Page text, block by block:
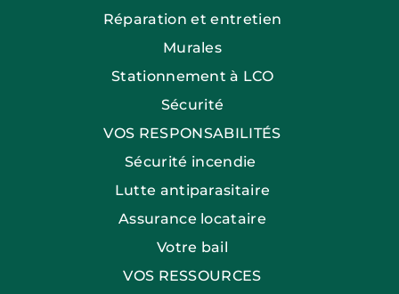
Réparation et entretien
Murales
Stationnement à LCO
Sécurité
VOS RESPONSABILITÉS
Sécurité incendie
Lutte antiparasitaire
Assurance locataire
Votre bail
VOS RESSOURCES